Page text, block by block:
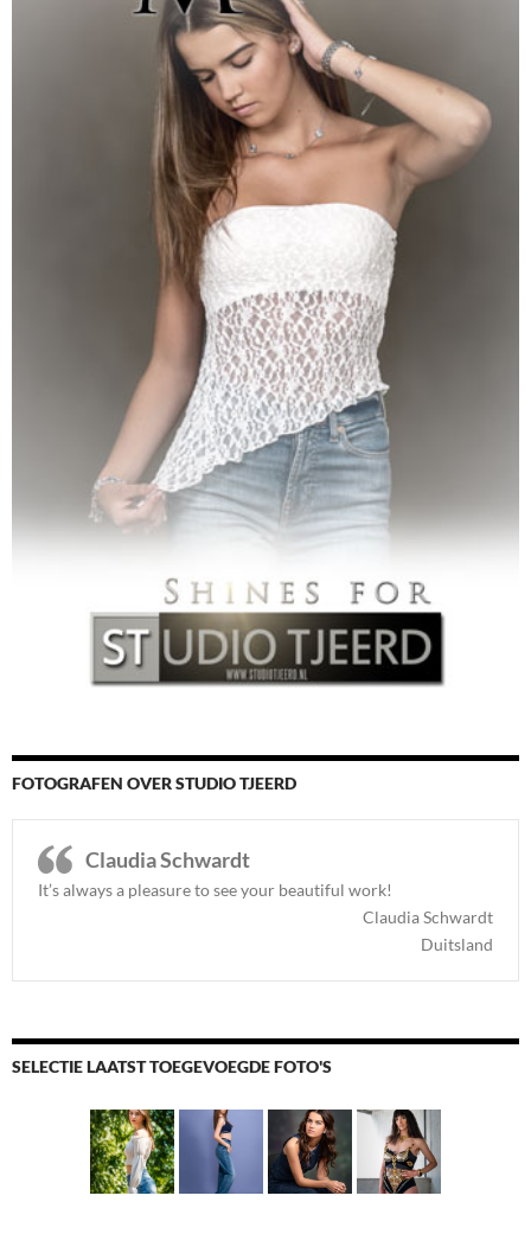
FOTOGRAFEN OVER STUDIO TJEERD
Claudia Schwardt
It’s always a pleasure to see your beautiful work!
Claudia Schwardt
Duitsland
SELECTIE LAATST TOEGEVOEGDE FOTO'S